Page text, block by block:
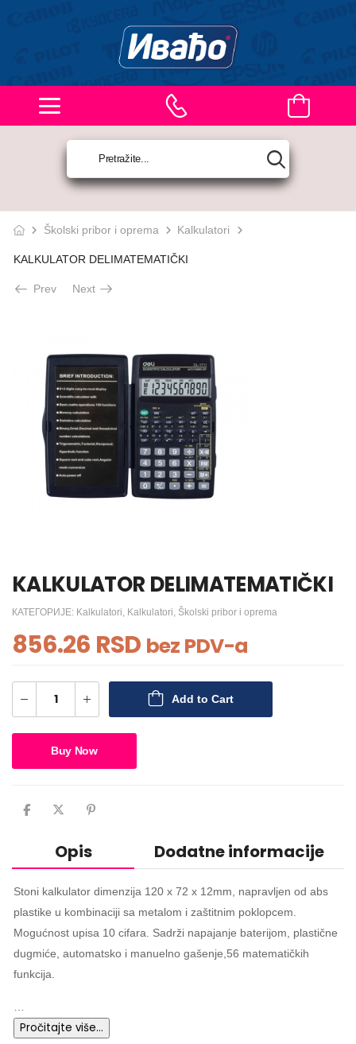
Školski pribor i oprema Kalkulatori
KALKULATOR DELIMATEMATIČKI
Prev Next
KALKULATOR DELIMATEMATIČKI
КАТЕГОРИЈЕ: Kalkulatori Kalkulatori Školski pribor i oprema
856.26 RSD bez PDV-a
Add to Cart
Buy Now
Opis Dodatne informacije
Stoni kalkulator dimenzija 120 x 72 x 12mm, napravljen od abs
plastike u kombinaciji sa metalom i zaštitnim poklopcem.
Mogućnost upisa 10 cifara. Sadrži napajanje baterijom, plastične
dugmiće, automatsko i manuelno gašenje,56 matematičkih
funkcija.
Pročitajte više…